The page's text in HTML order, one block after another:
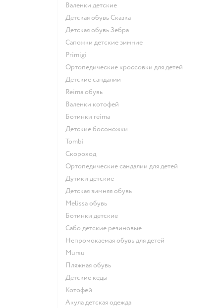
Валенки детские
Детская обувь Сказка
Детская обувь Зебра
Сапожки детские зимние
Primigi
Ортопедические кроссовки для детей
Детские сандалии
Reima обувь
Валенки котофей
Ботинки reima
Детские босоножки
Tombi
Скороход
Ортопедические сандалии для детей
Дутики детские
Детская зимняя обувь
Melissa обувь
Ботинки детские
Сабо детские резиновые
Непромокаемая обувь для детей
Mursu
Пляжная обувь
Детские кеды
Котофей
Акула детская одежда